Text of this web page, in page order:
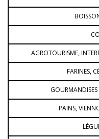
AGROTOURISME,
FARINES,
PAINS,